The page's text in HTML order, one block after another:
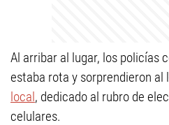
Al arribar al lugar, los policías
estaba rota y sorprendieron al
local, dedicado al rubro de
celulares.